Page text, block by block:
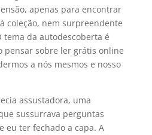
apenas para encontrar
coleção, nem surpreendente
tema da autodescoberta é
pensar sobre ler grátis online
a nós mesmos e nosso
assustadora, uma
sussurrava perguntas
eu ter fechado a capa. A